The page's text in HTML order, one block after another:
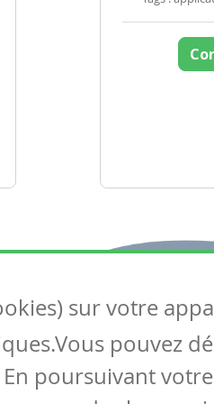
Suivez-nous
Contactez-nous
Soutien scolaire
sur votre
pouvez
poursuivant